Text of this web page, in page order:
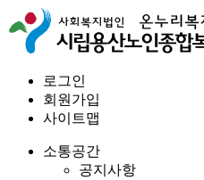
로그인
회원가입
사이트맵
소통공간
공지사항